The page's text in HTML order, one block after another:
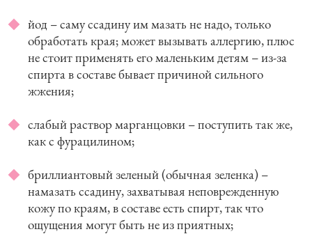
йод – саму ссадину им мазать не надо, только
обработать края; может вызывать аллергию, плюс
не стоит применять его маленьким детям – из-за
спирта в составе бывает причиной сильного
жжения;
слабый раствор марганцовки – поступить так же,
как с фурацилином;
бриллиантовый зеленый (обычная зеленка) –
намазать ссадину, захватывая неповрежденную
кожу по краям, в составе есть спирт, так что
ощущения могут быть не из приятных;